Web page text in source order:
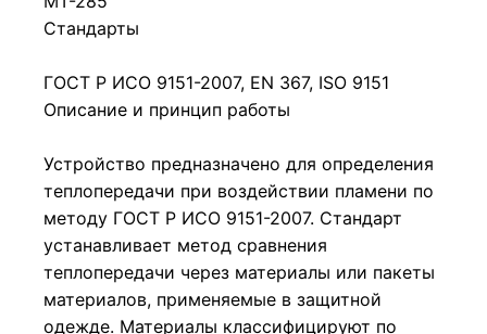
Стандарты
ГОСТ Р ИСО 9151-2007, EN 367, ISO 9151
Описание и принцип работы
Устройство предназначено для определения
теплопередачи при воздействии пламени по
методу ГОСТ Р ИСО 9151-2007. Стандарт
устанавливает метод сравнения
теплопередачи через материалы или пакеты
материалов, применяемые в защитной
одежде. Материалы классифицируют по